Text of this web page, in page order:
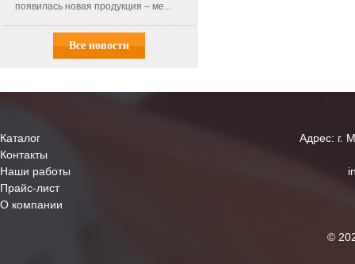
появилась новая продукция – ме...
Все новости
Каталог
Контакты
Наши работы
Прайс-лист
О компании
Адрес: г.
©